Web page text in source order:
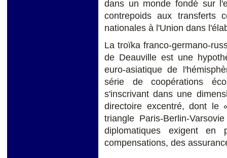
dans un monde fondé sur
contrepoids aux transferts
nationales à l'Union dans
La troïka franco-germano-
de Deauville est une
euro-asiatique de
série de coopérations
s'inscrivant dans une
directoire excentré, dont le
triangle Paris-Berlin-
diplomatiques exigent en
compensations, des